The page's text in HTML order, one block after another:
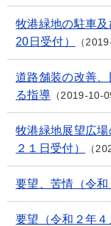
牧港緑地の駐車
20日受付）
道路舗装の改善
る指導
2019-10-
牧港緑地展望広
２１日受付）
要望、苦情（令和
要望（令和２年４